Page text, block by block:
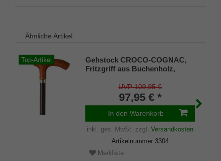
Ähnliche Artikel
Top-Artikel
Gehstock CROCO-COGNAC,
Fritzgriff aus Buchenholz,
Rindsleder in Croco-Cognac
dunkelbraun, aufgesetzt auf
einen seidenmatt-klar
lackierten dunkelbraunen Stock
aus Buchenholz,inklusiv
Schlankpuffer.
UVP 109,95 €
97,95 € *
In den Warenkorb
inkl. ges. MwSt. zzgl. Versandkosten
Artikelnummer 3304
Merkliste